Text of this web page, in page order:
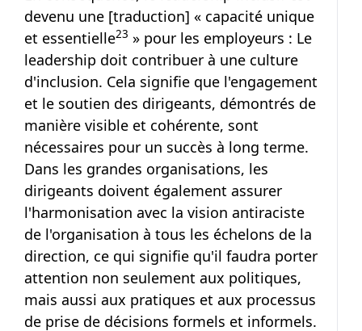
devenu une [traduction] « capacité unique
et essentielleNote de bas de page
23 » pour les employeurs : Le
leadership doit contribuer à une culture
d'inclusion. Cela signifie que l'engagement
et le soutien des dirigeants, démontrés de
manière visible et cohérente, sont
nécessaires pour un succès à long terme.
Dans les grandes organisations, les
dirigeants doivent également assurer
l'harmonisation avec la vision antiraciste
de l'organisation à tous les échelons de la
direction, ce qui signifie qu'il faudra porter
attention non seulement aux politiques,
mais aussi aux pratiques et aux processus
de prise de décisions formels et informels.